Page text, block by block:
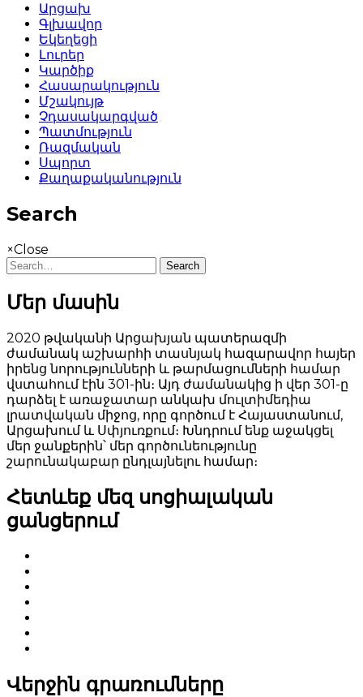
Արցախ
Գլխավոր
Եկեղեցի
Լուրեր
Կարծիք
Հասարակություն
Մշակույթ
Չդասակարգված
Պատմություն
Ռազմական
Սպորտ
Քաղաքականություն
Search
×Close
Search
Մեր մասին
2020 թվականի Արցախյան պատերազմի
ժամանակ աշխարհի տասնյակ հազարավոր հայեր
իրենց նորությունների և թարմացումների համար
վստահում էին 301-ին։ Այդ ժամանակից ի վեր 301-ը
դարձել է առաջատար անկախ մուլտիմեդիա
լրատվական միջոց, որը գործում է Հայաստանում,
Արցախում և Սփյուռքում։ Խնդրում ենք աջակցել
մեր ջանքերին՝ մեր գործունեությունը
շարունակաբար ընդլայնելու համար։
Հետևեք մեզ սոցիալական
ցանցերում
Վերջին գրառումները